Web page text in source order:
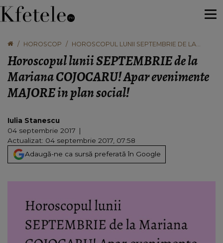
HOROSCOP
HOROSCOPUL LUNII SEPTEMBRIE DE LA
MAJORE IN PLAN SOCIAL!
Horoscopul lunii SEPTEMBRIE de la
Mariana COJOCARU! Apar evenimente
MAJORE in plan social!
Iulia Stanescu
04 septembrie 2017
Actualizat: 04 septembrie 2017, 07:58
Adaugă-ne ca sursă preferată în Google